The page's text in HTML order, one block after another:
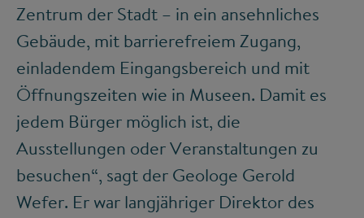
Zentrum der Stadt – in ein ansehnliches
Gebäude, mit barrierefreiem Zugang,
einladendem Eingangsbereich und mit
Öffnungszeiten wie in Museen. Damit es
jedem Bürger möglich ist, die
Ausstellungen oder Veranstaltungen zu
besuchen“, sagt der Geologe Gerold
Wefer. Er war langjähriger Direktor des